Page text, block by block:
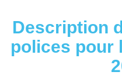
Description
polices pour